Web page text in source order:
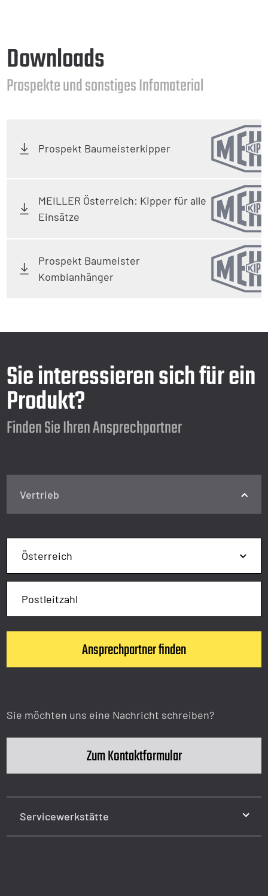
Downloads
Prospekte und sonstiges Infomaterial
Prospekt Baumeisterkipper
MEILLER Österreich: Kipper für alle
Einsätze
Prospekt Baumeister
Kombianhänger
Sie interessieren sich für ein
Produkt?
Finden Sie Ihren Ansprechpartner
Vertrieb
Sie möchten uns eine Nachricht schreiben?
Zum Kontaktformular
Servicewerkstätte